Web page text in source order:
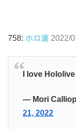
758: ホロ速 2022/
I love Hololive
— Mori
21, 2022